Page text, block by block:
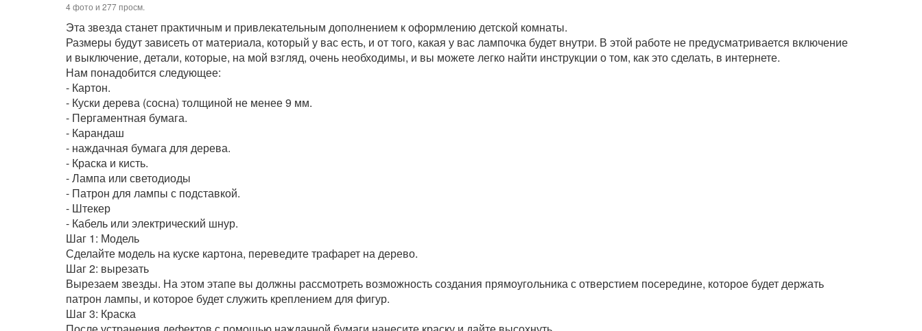
4 фото и 277 просм.
Эта звезда станет практичным и привлекательным дополнением к оформлению детской комнаты.
Размеры будут зависеть от материала, который у вас есть, и от того, какая у вас лампочка будет внутри. В этой работе не предусматривается включение
и выключение, детали, которые, на мой взгляд, очень необходимы, и вы можете легко найти инструкции о том, как это сделать, в интернете.
Нам понадобится следующее:
- Картон.
- Куски дерева (сосна) толщиной не менее 9 мм.
- Пергаментная бумага.
- Карандаш
- наждачная бумага для дерева.
- Краска и кисть.
- Лампа или светодиоды
- Патрон для лампы с подставкой.
- Штекер
- Кабель или электрический шнур.
Шаг 1: Модель
Сделайте модель на куске картона, переведите трафарет на дерево.
Шаг 2: вырезать
Вырезаем звезды. На этом этапе вы должны рассмотреть возможность создания прямоугольника с отверстием посередине, которое будет держать
патрон лампы, и которое будет служить креплением для фигур.
Шаг 3: Краска